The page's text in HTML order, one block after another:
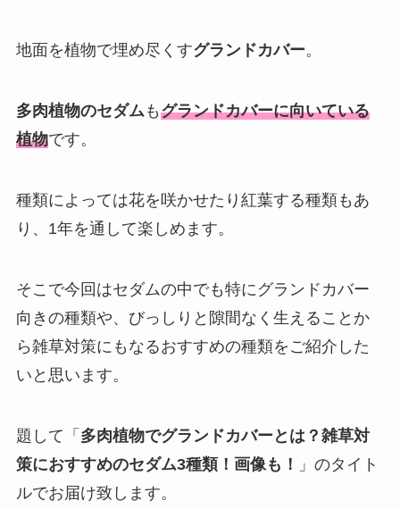
地面を植物で埋め尽くすグランドカバー。
多肉植物のセダムもグランドカバーに向いている
植物です。
種類によっては花を咲かせたり紅葉する種類もあ
り、1年を通して楽しめます。
そこで今回はセダムの中でも特にグランドカバー
向きの種類や、びっしりと隙間なく生えることか
ら雑草対策にもなるおすすめの種類をご紹介した
いと思います。
題して「 多肉植物でグランドカバーとは？雑草対
策におすすめのセダム3種類！画像も！
」のタイト
ルでお届け致します。